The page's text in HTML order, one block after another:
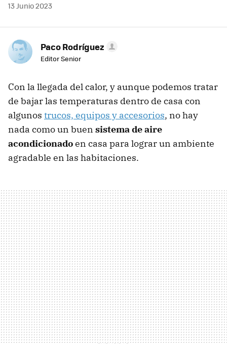
13 Junio 2023
Paco Rodríguez
Editor Senior
Con la llegada del calor, y aunque podemos tratar
de bajar las temperaturas dentro de casa con
algunos trucos, equipos y accesorios, no hay
nada como un buen sistema de aire
acondicionadoen casa para lograr un ambiente
agradable en las habitaciones.